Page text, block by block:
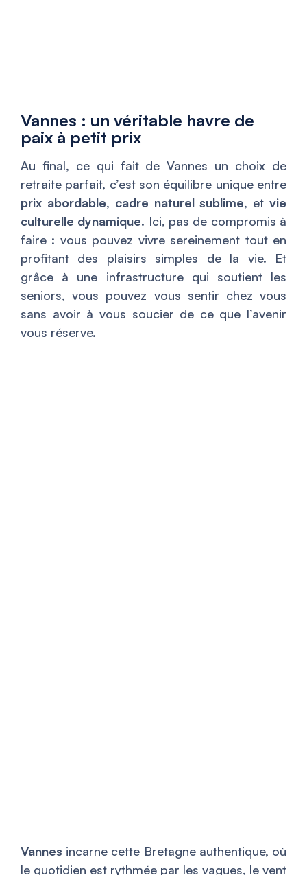
Vannes : un véritable havre de
paix à petit prix
Au final, ce qui fait de Vannes un choix de
retraite parfait, c’est son équilibre unique entre
prix abordable, cadre naturel sublime, etvie
culturelle dynamique. Ici, pas de compromis à
faire : vous pouvez vivre sereinement tout en
profitant des plaisirs simples de la vie. Et
grâce à une infrastructure qui soutient les
seniors, vous pouvez vous sentir chez vous
sans avoir à vous soucier de ce que l’avenir
vous réserve.
Vannes incarne cette Bretagne authentique, où
le quotidien est rythmée par les vagues, le vent